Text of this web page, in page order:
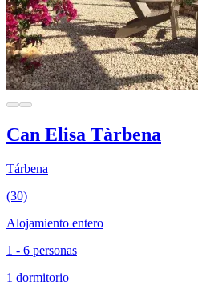
Can Elisa Tàrbena
Tárbena
(30)
Alojamiento entero
1 - 6 personas
1 dormitorio